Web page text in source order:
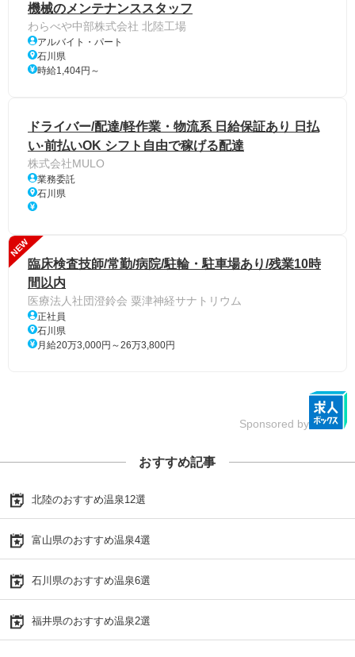
機械のメンテナンススタッフ
わらべや中部株式会社 北陸工場
アルバイト・パート
石川県
時給1,404円～
ドライバー/配達/軽作業・物流系 日給保証あり 日払
い·前払いOK シフト自由で稼げる配達
株式会社MULO
業務委託
石川県
NEW
臨床検査技師/常勤/病院/駐輪・駐車場あり/残業10時
間以内
医療法人社団澄鈴会 粟津神経サナトリウム
正社員
石川県
月給20万3,000円～26万3,800円
Sponsored by
おすすめ記事
北陸のおすすめ温泉12選
富山県のおすすめ温泉4選
石川県のおすすめ温泉6選
福井県のおすすめ温泉2選